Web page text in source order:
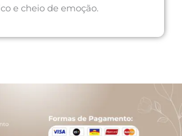
e cheio de emoção.